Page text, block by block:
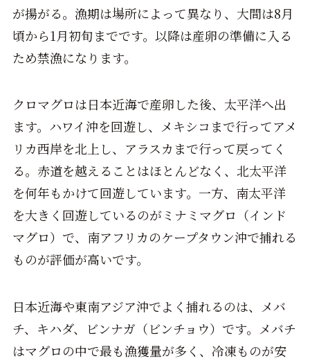
が揚がる。漁期は場所によって異なり、大間は8月
頃から1月初旬までです。以降は産卵の準備に入る
ため禁漁になります。
クロマグロは日本近海で産卵した後、太平洋へ出
ます。ハワイ沖を回遊し、メキシコまで行ってアメ
リカ西岸を北上し、アラスカまで行って戻ってく
る。赤道を越えることはほとんどなく、北太平洋
を何年もかけて回遊しています。一方、南太平洋
を大きく回遊しているのがミナミマグロ（インド
マグロ）で、南アフリカのケープタウン沖で捕れる
ものが評価が高いです。
日本近海や東南アジア沖でよく捕れるのは、メバ
チ、キハダ、ビンナガ（ビンチョウ）です。メバチ
はマグロの中で最も漁獲量が多く、冷凍ものが安